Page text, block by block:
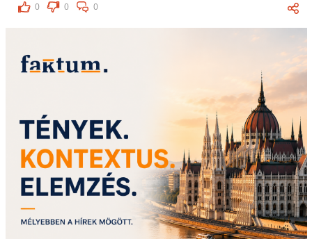
0
0 0